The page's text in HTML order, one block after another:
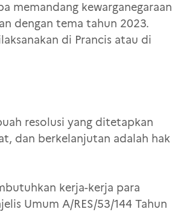
memandang kewarganegaraan
dengan tema tahun 2023.
di Prancis atau di
resolusi yang ditetapkan
dan berkelanjutan adalah hak
kerja-kerja para
Umum A/RES/53/144 Tahun